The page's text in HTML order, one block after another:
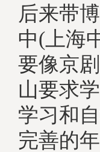
后来带
中(上海
要像京
山要求
学习和
完善的